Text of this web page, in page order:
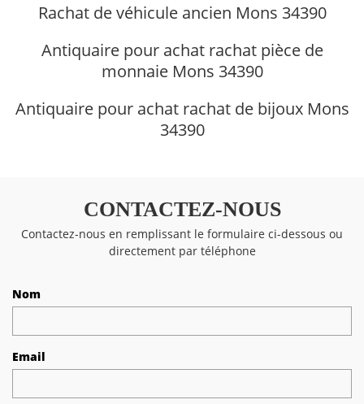
Rachat de véhicule ancien Mons 34390
Antiquaire pour achat rachat pièce de
monnaie Mons 34390
Antiquaire pour achat rachat de bijoux Mons
34390
CONTACTEZ-NOUS
Contactez-nous en remplissant le formulaire ci-dessous ou
directement par téléphone
Nom
Email